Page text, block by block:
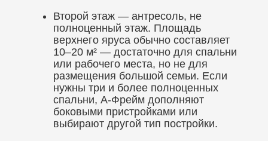
Второй этаж — антресоль, не
полноценный этаж. Площадь
верхнего яруса обычно составляет
10–20 м² — достаточно для спальни
или рабочего места, но не для
размещения большой семьи. Если
нужны три и более полноценных
спальни, А-Фрейм дополняют
боковыми пристройками или
выбирают другой тип постройки.